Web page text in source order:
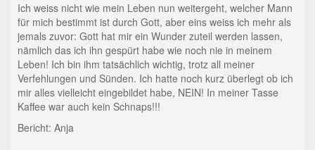
Ich weiss nicht wie mein Leben nun weitergeht, welcher Mann
für mich bestimmt ist durch Gott, aber eins weiss ich mehr als
jemals zuvor: Gott hat mir ein Wunder zuteil werden lassen,
nämlich das ich ihn gespürt habe wie noch nie in meinem
Leben! Ich bin ihm tatsächlich wichtig, trotz all meiner
Verfehlungen und Sünden. Ich hatte noch kurz überlegt ob ich
mir alles vielleicht eingebildet habe, NEIN! In meiner Tasse
Kaffee war auch kein Schnaps!!!
Bericht: Anja